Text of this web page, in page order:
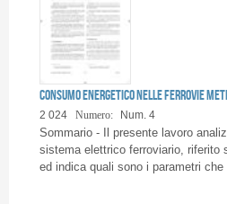
Consumo energetico nelle ferrovie
2 024 Numero: Num. 4
Sommario - Il presente lavoro
sistema elettrico ferroviario, riferito
ed indica quali sono i parametri